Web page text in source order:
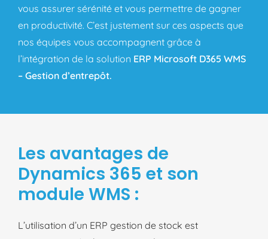
vous assurer sérénité et vous permettre de gagner
en productivité. C’est justement sur ces aspects que
nos équipes vous accompagnent grâce à
l’intégration de la solution ERP Microsoft D365 WMS
– Gestion d’entrepôt.
Les avantages de
Dynamics 365 et son
module WMS :
L’utilisation d’un ERP gestion de stock est